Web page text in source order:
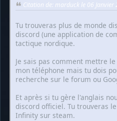
Citation de: marduck le 06 Janvier
Tu trouveras plus de monde
discord (une application de
tactique nordique.
Je sais pas comment mettre
mon téléphone mais tu dois
recherche sur le forum ou
Et après si tu gère l'anglais
discord officiel. Tu trouveras
Infinity sur steam.